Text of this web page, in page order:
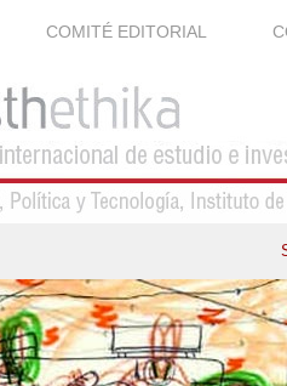
COMITÉ EDITORIAL